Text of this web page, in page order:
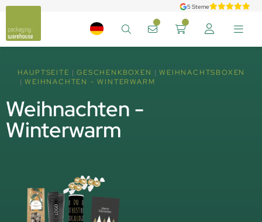
5 Sterne
HAUPTSEITE GESCHENKBOXEN
WEIHNACHTSBOXEN
WEIHNACHTEN - WINTERWARM
Weihnachten -
Winterwarm